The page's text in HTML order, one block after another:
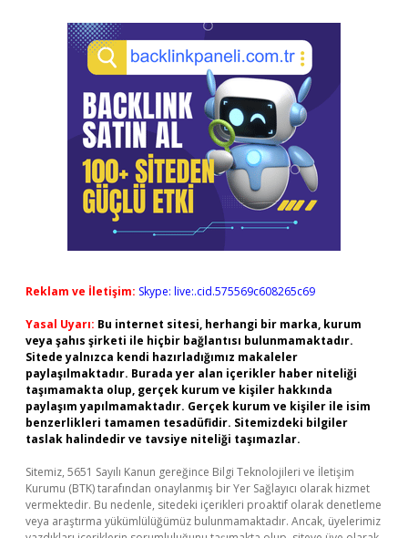
Reklam ve İletişim: Skype: live:.cid.575569c608265c69
Yasal Uyarı: Bu internet sitesi, herhangi bir marka, kurum
veya şahıs şirketi ile hiçbir bağlantısı bulunmamaktadır.
Sitede yalnızca kendi hazırladığımız makaleler
paylaşılmaktadır. Burada yer alan içerikler haber niteliği
taşımamakta olup, gerçek kurum ve kişiler hakkında
paylaşım yapılmamaktadır. Gerçek kurum ve kişiler ile isim
benzerlikleri tamamen tesadüfidir. Sitemizdeki bilgiler
taslak halindedir ve tavsiye niteliği taşımazlar.
Sitemiz, 5651 Sayılı Kanun gereğince Bilgi Teknolojileri ve İletişim
Kurumu (BTK) tarafından onaylanmış bir Yer Sağlayıcı olarak hizmet
vermektedir. Bu nedenle, sitedeki içerikleri proaktif olarak denetleme
veya araştırma yükümlülüğümüz bulunmamaktadır. Ancak, üyelerimiz